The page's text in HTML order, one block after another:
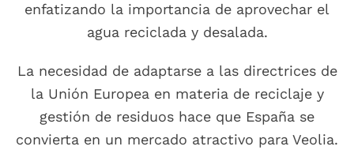
enfatizando la importancia de aprovechar el
agua reciclada y desalada.
La necesidad de adaptarse a las directrices de
la Unión Europea en materia de reciclaje y
gestión de residuos hace que España se
convierta en un mercado atractivo para Veolia.